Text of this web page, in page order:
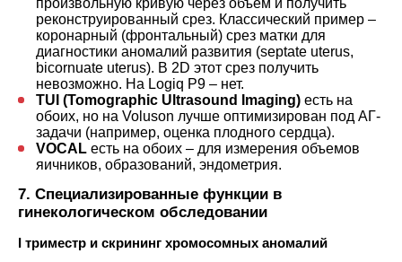
реконструированный срез. Классический пример –
коронарный (фронтальный) срез матки для
диагностики аномалий развития (septate uterus,
bicornuate uterus). В 2D этот срез получить
невозможно. На Logiq P9 – нет.
TUI (Tomographic Ultrasound Imaging) есть на
обоих, но на Voluson лучше оптимизирован под АГ-
задачи (например, оценка плодного сердца).
VOCAL есть на обоих – для измерения объемов
яичников, образований, эндометрия.
7. Специализированные функции в
гинекологическом обследовании
I триместр и скрининг хромосомных аномалий